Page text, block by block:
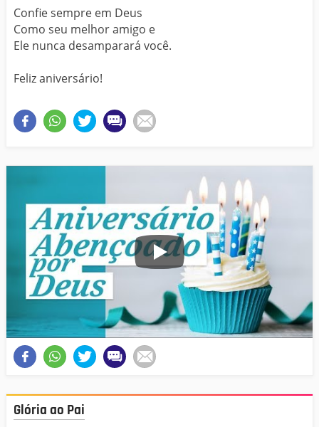
Confie sempre em Deus
Como seu melhor amigo e
Ele nunca desamparará você.
Feliz aniversário!
Glória ao Pai